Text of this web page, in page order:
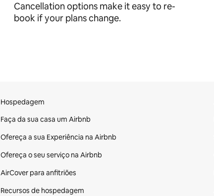
Cancellation options make it easy to re-
book if your plans change.
Hospedagem
Faça da sua casa um Airbnb
Ofereça a sua Experiência na Airbnb
Ofereça o seu serviço na Airbnb
AirCover para anfitriões
Recursos de hospedagem